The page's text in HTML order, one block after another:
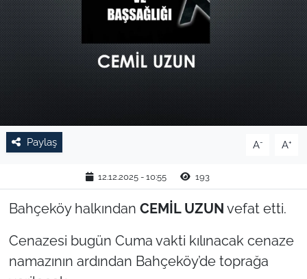
Paylaş A- A+
12.12.2025 - 10:55 193
Bahçeköy halkından CEMİL UZUN vefat etti.
Cenazesi bugün Cuma vakti kılınacak cenaze
namazının ardından Bahçeköy’de toprağa
SAĞLIK
EĞİTİM
TARIM VE HAYVANCILIK
RESMİ İLAN
YAŞAM
EDİRNE